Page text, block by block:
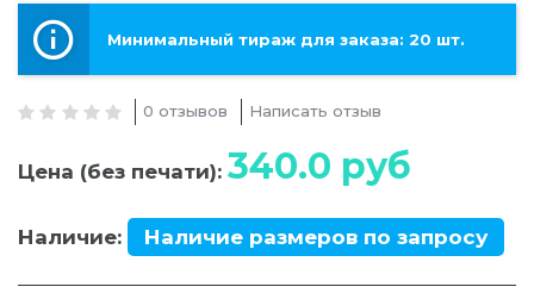
Минимальный тираж для заказа: 20 шт.
0 отзывов Написать отзыв
Цена (без печати): 340.0 руб
Наличие: Наличие размеров по запросу